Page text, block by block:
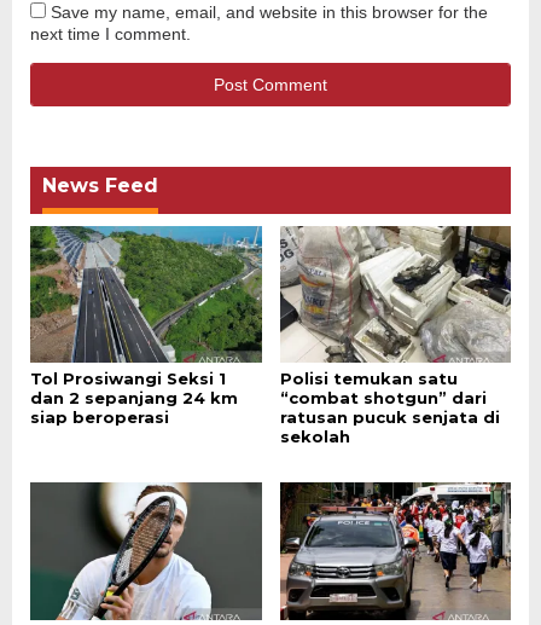
Save my name, email, and website in this browser for the
next time I comment.
News Feed
Tol Prosiwangi Seksi 1
dan 2 sepanjang 24 km
siap beroperasi
Polisi temukan satu
“combat shotgun” dari
ratusan pucuk senjata di
sekolah